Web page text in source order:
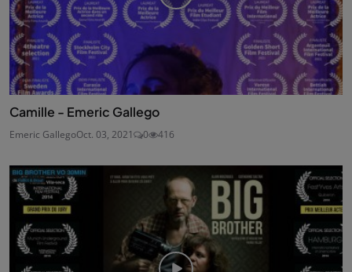
Camille - Emeric Gallego
Emeric GallegoOct. 03, 2021 0 416